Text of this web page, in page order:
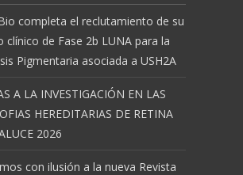
completa el reclutamiento de su
clínico de Fase 2b LUNA para la
Pigmentaria asociada a USH2A
A LA INVESTIGACIÓN EN LAS
HEREDITARIAS DE RETINA
2026
con ilusión a la nueva Revista